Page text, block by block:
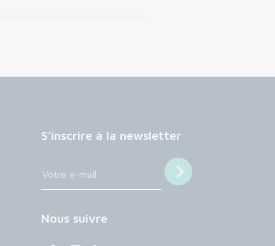
S'inscrire à la newsletter
Nous suivre